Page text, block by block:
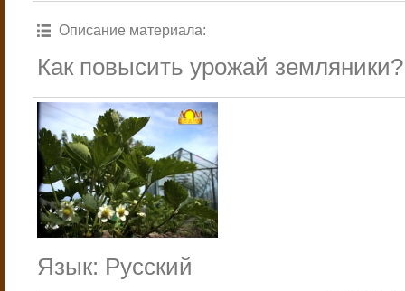
Описание материала:
Как повысить урожай земляники?
Язык: Русский